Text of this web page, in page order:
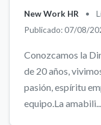
New Work HR •
Publicado: 07/08/
Conozcamos la
de 20 años,
pasión, espíritu
equipo.La amabili...